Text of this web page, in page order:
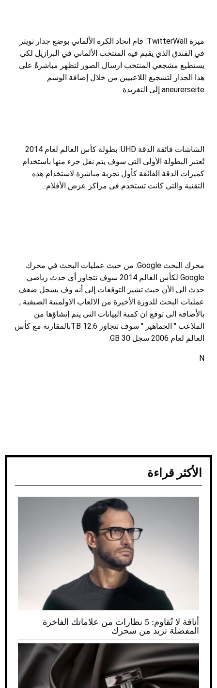
ميزة TwitterWall: قام اتحاد الكرة الألماني بوضع جدار تويتر
في الفندق الذي يقيم فيه المنتخب الألماني في البرازيل لكي
يستطيع مشجعي المنتخب ارسال الصور لتظهر مباشرةً على
هذا الجدار لتشجيع اللاعبيين من خلال إضافة الوسم
aneurerseite إلى التغريدة .
الشاشات فائقة الدقة UHD: بطولة كأس العالم لعام 2014
تُعتبر البطولة الأولى التي سوف يتم نقل جزء منها باستخدام
كميرات الدقة الفائقة كأول تجربة مباشرة لاستخدام هذه
التقنية والتي كانت تستخدم في مراكز عرض الأفلام .
محرك البحث Google: من حيث عمليات البحث في محرك
Google لكأس العالم 2014 سوف تتجاوز أي حدث رياضي
حدث الى الأن حيث تشير التوقعات إلى أنه وف يسجل ضعف
عمليات البحث للدورة الأخيرة من الالعاب الاولمبية الصيفية ,
بالأضافة الى توقع ان كمية البيانات التي يتم إنشاؤها من
الملاعب " الجماهير " سوف تتجاوز 12.6 TBبالمقارنة مع كأس
العالم لعام 2006 سجل 30 GB.
N
الأكثر قراءة
أناقة لا تُقاوم: 5 نظارات من علاماتك الفاخرة
المفضلة تزيد من سحرك